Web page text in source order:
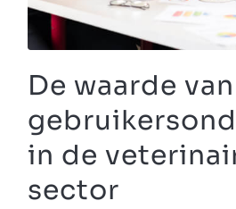
De waarde van
in de
sector